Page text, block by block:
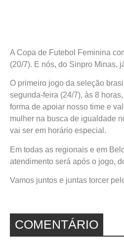
A Copa de Futebol Feminina
(20/7). E nós, do Sinpro Minas,
O primeiro jogo da seleção
segunda-feira (24/7), às 8
forma de apoiar nosso time e
mulher na busca de igualdade
vai ser em horário especial.
Em todas as regionais e em
atendimento será após o jogo,
Vamos juntos e juntas torcer
COMENTÁRIO